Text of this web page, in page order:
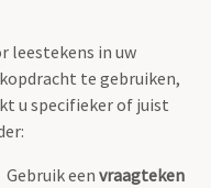
leestekens in uw
te gebruiken,
u specifieker of juist
Gebruik een vraagteken